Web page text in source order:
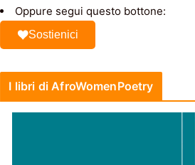
Oppure segui questo bottone:
Sostienici
I libri di AfroWomenPoetry